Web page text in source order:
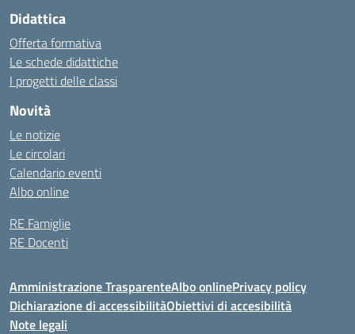
Didattica
Offerta formativa
Le schede didattiche
I progetti delle classi
Novità
Le notizie
Le circolari
Calendario eventi
Albo online
RE Famiglie
RE Docenti
Amministrazione TrasparenteAlbo onlinePrivacy policy
Dichiarazione di accessibilitàObiettivi di accesibilità
Note legali